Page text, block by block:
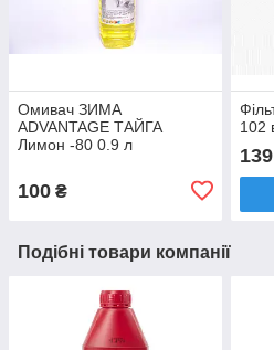
Омивач ЗИМА
ADVANTAGE ТАЙГА
Лимон -80 0.9 л
100 ₴
102
139
Подібні товари компанії